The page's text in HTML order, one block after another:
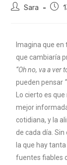
Sara
Imagina que en
que cambiaría
“Oh no, va a ver
pueden pensar
Lo cierto es
mejor
cotidiana, y la
de cada día.
la que hay
fuentes fiables